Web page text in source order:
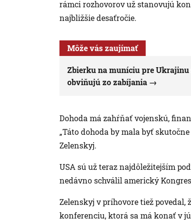
rámci rozhovorov už stanovujú
najbližšie desaťročie.
Môže vás zaujímať
Zbierku na muníciu pre
obviňujú zo zabíjania
Dohoda má zahŕňať vojenskú,
„Táto dohoda by mala byť
Zelenskyj.
USA sú už teraz najdôležitejším
nedávno schválil americký
Zelenskyj v príhovore tiež
konferenciu, ktorá sa má konať v